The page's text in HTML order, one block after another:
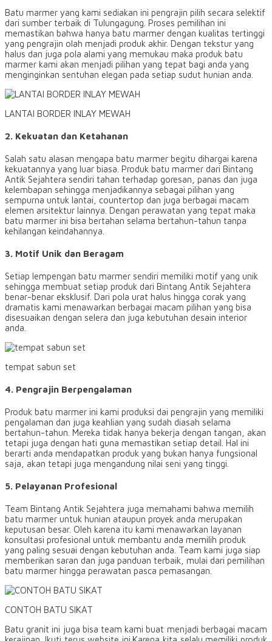
Batu marmer yang kami sediakan ini pengrajin pilih secara selektif
dari sumber terbaik di Tulungagung. Proses pemilihan ini
memastikan bahwa hanya batu marmer dengan kualitas tertinggi
yang pengrajin olah menjadi produk akhir. Dengan tekstur yang
halus dan juga pola alami yang memukau maka produk batu
marmer kami akan menjadi pilihan yang tepat bagi anda yang
menginginkan sentuhan elegan pada setiap sudut hunian anda.
LANTAI BORDER INLAY MEWAH
2. Kekuatan dan Ketahanan
Salah satu alasan mengapa batu marmer begitu dihargai karena
kekuatannya yang luar biasa. Produk batu marmer dari Bintang
Antik Sejahtera sendiri tahan terhadap goresan, panas dan juga
kelembapan sehingga menjadikannya sebagai pilihan yang
sempurna untuk lantai, countertop dan juga berbagai macam
elemen arsitektur lainnya. Dengan perawatan yang tepat maka
batu marmer ini bisa bertahan selama bertahun-tahun tanpa
kehilangan keindahannya.
3. Motif Unik dan Beragam
Setiap lempengan batu marmer sendiri memiliki motif yang unik
sehingga membuat setiap produk dari Bintang Antik Sejahtera
benar-benar eksklusif. Dari pola urat halus hingga corak yang
dramatis kami menawarkan berbagai macam pilihan yang bisa
disesuaikan dengan selera dan juga kebutuhan desain interior
anda.
tempat sabun set
4. Pengrajin Berpengalaman
Produk batu marmer ini kami produksi dai pengrajin yang memiliki
pengalaman dan juga keahlian yang sudah diasah selama
bertahun-tahun. Mereka tidak hanya bekerja dengan tangan, akan
tetapi juga dengan hati guna memastikan setiap detail. Hal ini
berarti anda mendapatkan produk yang bukan hanya fungsional
saja, akan tetapi juga mengandung nilai seni yang tinggi.
5. Pelayanan Profesional
Team Bintang Antik Sejahtera juga memahami bahwa memilih
batu marmer untuk hunian ataupun proyek anda merupakan
keputusan besar. Oleh karena itu kami menawarkan layanan
konsultasi profesional untuk membantu anda memilih produk
yang paling sesuai dengan kebutuhan anda. Team kami juga siap
memberikan saran dan juga panduan terbaik, mulai dari pemilihan
batu marmer hingga perawatan pasca pemasangan.
CONTOH BATU SIKAT
Batu granit ini juga bisa team kami buat menjadi berbagai macam